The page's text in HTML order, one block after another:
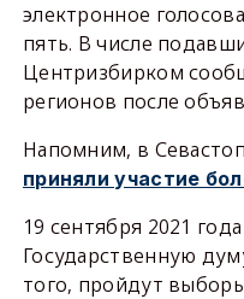
электронное
пять. В числе
Центризбирком
регионов после
Напомним, в
приняли участие
19 сентября 2021
Государственную
того, пройдут